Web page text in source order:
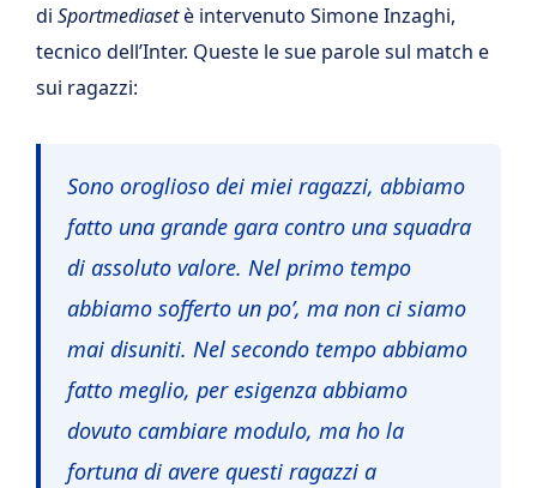
di Sportmediasetè intervenuto Simone Inzaghi,
tecnico dell’Inter. Queste le sue parole sul match e
sui ragazzi:
Sono oroglioso dei miei ragazzi, abbiamo
fatto una grande gara contro una squadra
di assoluto valore. Nel primo tempo
abbiamo sofferto un po’, ma non ci siamo
mai disuniti. Nel secondo tempo abbiamo
fatto meglio, per esigenza abbiamo
dovuto cambiare modulo, ma ho la
fortuna di avere questi ragazzi a